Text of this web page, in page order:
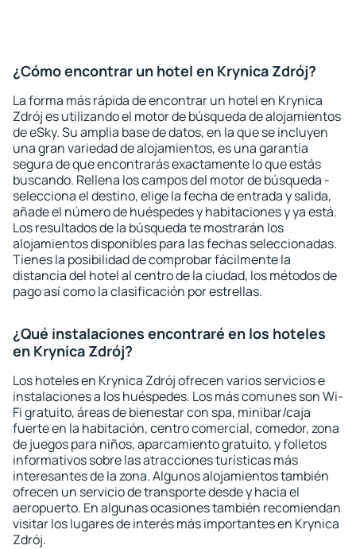
¿Cómo encontrar un hotel en Krynica Zdrój?
La forma más rápida de encontrar un hotel en Krynica
Zdrój es utilizando el motor de búsqueda de alojamientos
de eSky. Su amplia base de datos, en la que se incluyen
una gran variedad de alojamientos, es una garantía
segura de que encontrarás exactamente lo que estás
buscando. Rellena los campos del motor de búsqueda -
selecciona el destino, elige la fecha de entrada y salida,
añade el número de huéspedes y habitaciones y ya está.
Los resultados de la búsqueda te mostrarán los
alojamientos disponibles para las fechas seleccionadas.
Tienes la posibilidad de comprobar fácilmente la
distancia del hotel al centro de la ciudad, los métodos de
pago así como la clasificación por estrellas.
¿Qué instalaciones encontraré en los hoteles
en Krynica Zdrój?
Los hoteles en Krynica Zdrój ofrecen varios servicios e
instalaciones a los huéspedes. Los más comunes son Wi-
Fi gratuito, áreas de bienestar con spa, minibar/caja
fuerte en la habitación, centro comercial, comedor, zona
de juegos para niños, aparcamiento gratuito, y folletos
informativos sobre las atracciones turísticas más
interesantes de la zona. Algunos alojamientos también
ofrecen un servicio de transporte desde y hacia el
aeropuerto. En algunas ocasiones también recomiendan
visitar los lugares de interés más importantes en Krynica
Zdrój.